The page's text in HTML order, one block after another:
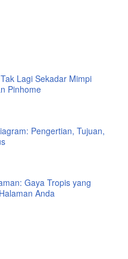
Lagi Sekadar Mimpi
Pinhome
Pengertian, Tujuan,
Gaya Tropis yang
Anda